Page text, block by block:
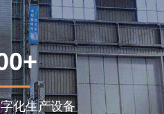
化生产设备